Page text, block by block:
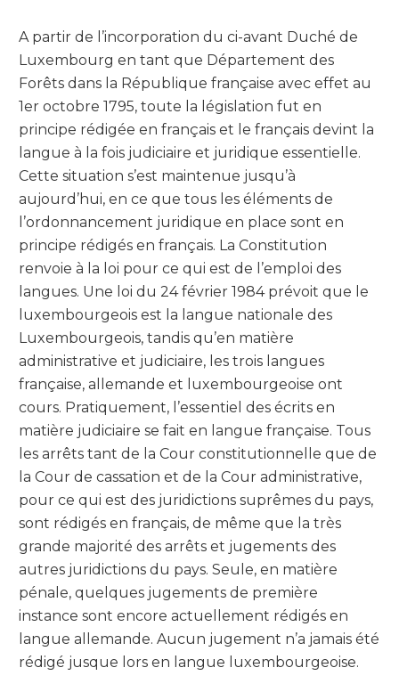
A partir de l’incorporation du ci-avant Duché de
Luxembourg en tant que Département des
Forêts dans la République française avec effet au
1er octobre 1795, toute la législation fut en
principe rédigée en français et le français devint la
langue à la fois judiciaire et juridique essentielle.
Cette situation s’est maintenue jusqu’à
aujourd’hui, en ce que tous les éléments de
l’ordonnancement juridique en place sont en
principe rédigés en français. La Constitution
renvoie à la loi pour ce qui est de l’emploi des
langues. Une loi du 24 février 1984 prévoit que le
luxembourgeois est la langue nationale des
Luxembourgeois, tandis qu’en matière
administrative et judiciaire, les trois langues
française, allemande et luxembourgeoise ont
cours. Pratiquement, l’essentiel des écrits en
matière judiciaire se fait en langue française. Tous
les arrêts tant de la Cour constitutionnelle que de
la Cour de cassation et de la Cour administrative,
pour ce qui est des juridictions suprêmes du pays,
sont rédigés en français, de même que la très
grande majorité des arrêts et jugements des
autres juridictions du pays. Seule, en matière
pénale, quelques jugements de première
instance sont encore actuellement rédigés en
langue allemande. Aucun jugement n’a jamais été
rédigé jusque lors en langue luxembourgeoise.